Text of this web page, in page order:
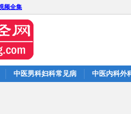
频全集
中医男科妇科常见病 中医内科外